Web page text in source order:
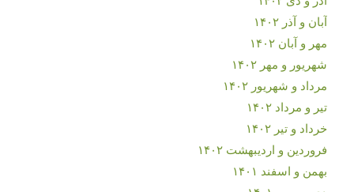
آبان و آذر ۱۴۰۲
مهر و آبان ۱۴۰۲
شهریور و مهر ۱۴۰۲
مرداد و شهریور ۱۴۰۲
تیر و مرداد ۱۴۰۲
خرداد و تیر ۱۴۰۲
فروردین و اردیبهشت ۱۴۰۲
بهمن و اسفند ۱۴۰۱